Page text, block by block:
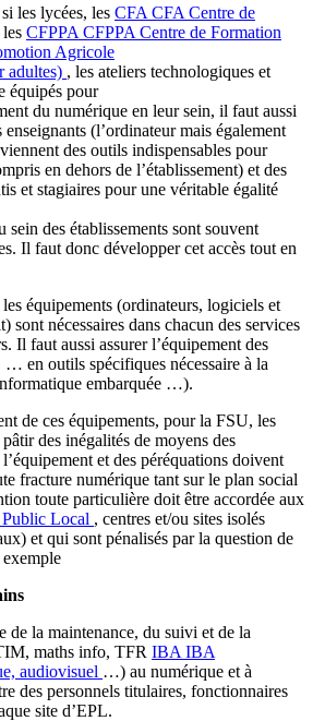
les lycées, les CFA CFA Centre de
les CFPPA CFPPA Centre de Formation
Agricole
adultes) , les ateliers technologiques et
équipés pour
du numérique en leur sein, il faut aussi
enseignants (l’ordinateur mais également
des outils indispensables pour
en dehors de l’établissement) et des
et stagiaires pour une véritable égalité
sein des établissements sont souvent
Il faut donc développer cet accès tout en
équipements (ordinateurs, logiciels et
sont nécessaires dans chacun des services
Il faut aussi assurer l’équipement des
… en outils spécifiques nécessaire à la
embarquée …).
de ces équipements, pour la FSU, les
des inégalités de moyens des
et des péréquations doivent
fracture numérique tant sur le plan social
toute particulière doit être accordée aux
Local , centres et/ou sites isolés
et qui sont pénalisés par la question de
exemple
de la maintenance, du suivi et de la
maths info, TFR IBA IBA
audiovisuel …) au numérique et à
des personnels titulaires, fonctionnaires
site d’EPL.